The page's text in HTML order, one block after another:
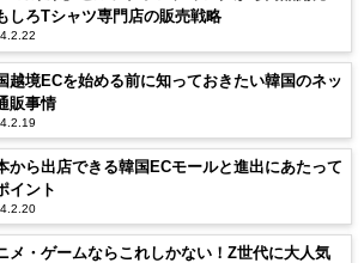
しろTシャツ専門店の販売戦略
越境ECを始める前に知っておきたい韓国のネッ
販事情
から出店できる韓国ECモールと進出にあたって
イント
メ・ゲームならこれしかない！Z世代に大人気